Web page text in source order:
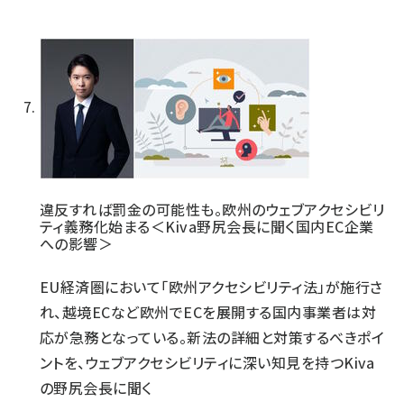
違反すれば罰金の可能性も。欧州のウェブアクセシビリ
ティ義務化始まる＜Kiva野尻会長に聞く国内EC企業
への影響＞
EU経済圏において「欧州アクセシビリティ法」が施行さ
れ、越境ECなど欧州でECを展開する国内事業者は対
応が急務となっている。新法の詳細と対策するべきポイ
ントを、ウェブアクセシビリティに深い知見を持つKiva
の野尻会長に聞く